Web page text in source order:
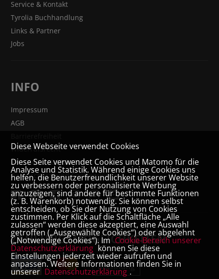
Service & Kontakt
Tyrolia Buchhandlung
Links & Partner
Jobs
INFO
Impressum
AGB
Widerrufsrecht
VERTRAG WIDERRUFEN
Datenschutz- und Cookieerklärung
ZAHLUNGSMÖGLICHKEITEN
Rechnung
Diese Webseite verwendet Cookies
Diese Seite verwendet Cookies und Matomo für die
Analyse und Statistik. Während einige Cookies uns
helfen, die Benutzerfreundlichkeit unserer Website
zu verbessern oder personalisierte Werbung
anzuzeigen, sind andere für bestimmte Funktionen
(z. B. Warenkorb) notwendig. Sie können selbst
entscheiden, ob Sie der Nutzung von Cookies
zustimmen. Per Klick auf die Schaltfläche „Alle
zulassen“ werden diese akzeptiert, eine Auswahl
getroffen („Ausgewählte Cookies“) oder abgelehnt
(„Notwendige Cookies“). Im Cookie-Bereich unserer
Datenschutzerklärung können Sie diese
Einstellungen jederzeit wieder aufrufen und
anpassen. Weitere Informationen finden Sie in
unserer Datenschutzerklärung .